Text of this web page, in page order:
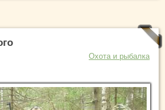
Охота и рыбалка